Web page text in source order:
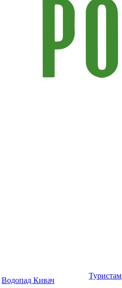
Водопад Кивач
Туристам